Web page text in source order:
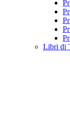
Libri di